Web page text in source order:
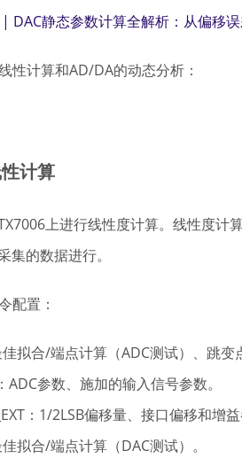
DAC静态参数计算全解析：从偏移
性计算和AD/DA的动态分析：
计算
上进行线性度计算。线性度
集的数据进行。
配置：
佳拟合/端点计算（ADC测试）、跳变
ADC参数、施加的输入信号参数。
：1/2LSB偏移量、接口偏移和增益
拟合/端点计算（DAC测试）。